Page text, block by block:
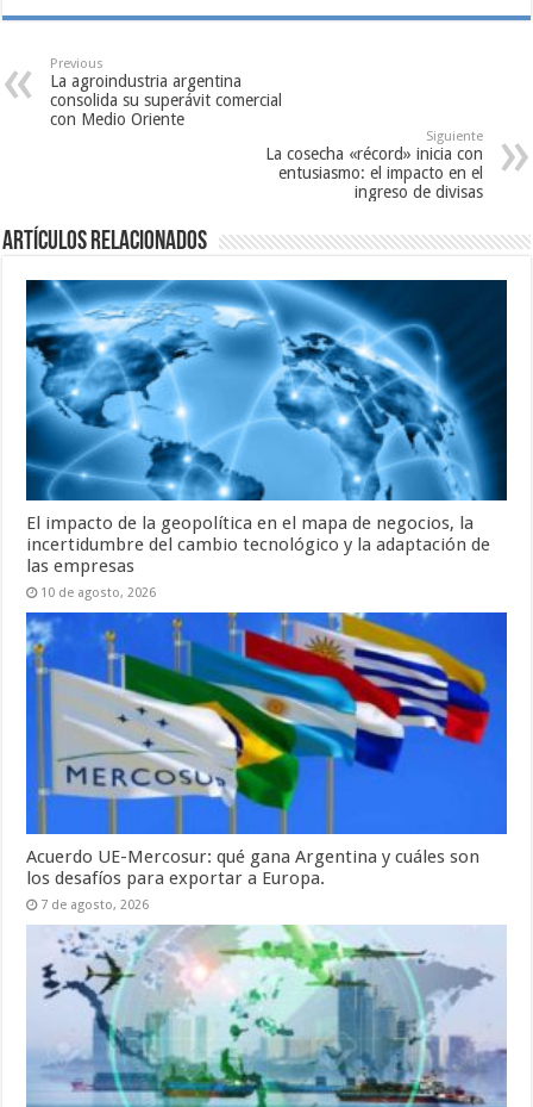
Previous
La agroindustria argentina
consolida su superávit comercial
con Medio Oriente
Siguiente
La cosecha «récord» inicia con
entusiasmo: el impacto en el
ingreso de divisas
Artículos relacionados
El impacto de la geopolítica en el mapa de negocios, la
incertidumbre del cambio tecnológico y la adaptación de
las empresas
10 de agosto, 2026
Acuerdo UE-Mercosur: qué gana Argentina y cuáles son
los desafíos para exportar a Europa.
7 de agosto, 2026